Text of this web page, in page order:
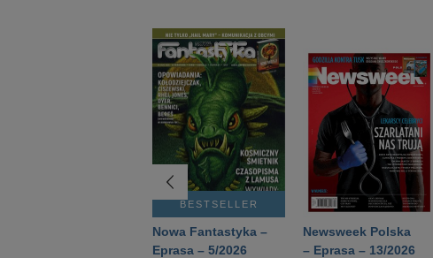
BESTSELLER
Nowa Fantastyka –
Eprasa – 5/2026
Newsweek Polska
– Eprasa – 13/2026